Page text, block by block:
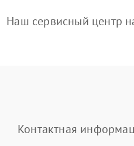
Наш сервисный центр
Контактная